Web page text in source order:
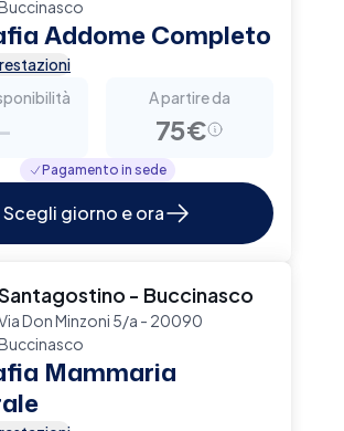
Addome Completo
-
A partire da
75€
Pagamento in sede
Scegli giorno e ora
- Buccinasco
Don Minzoni 5/a - 20090
Mammaria